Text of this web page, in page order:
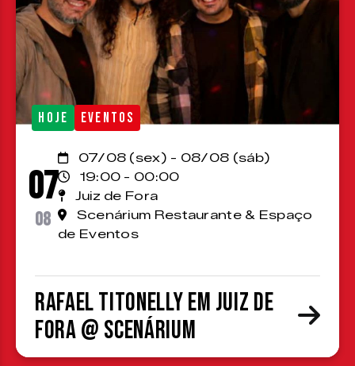
HOJE EVENTOS
07
08
07/08 (sex) - 08/08 (sáb)
19:00 - 00:00
Juiz de Fora
Scenárium Restaurante & Espaço
de Eventos
Rafael Titonelly em Juiz de
Fora @ Scenárium